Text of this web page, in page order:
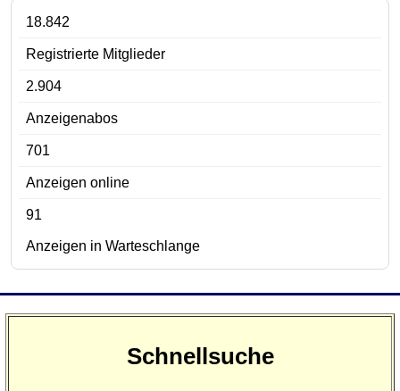
Schnellsuche
18.842
Registrierte Mitglieder
2.904
Anzeigenabos
701
Anzeigen online
91
Anzeigen in Warteschlange